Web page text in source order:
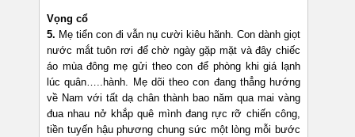
Vọng cổ
5. Mẹ tiển con đi vẫn nụ cười kiêu hãnh. Con dành giọt
nước mắt tuôn rơi để chờ ngày gặp mặt và đây chiếc
áo mùa đông mẹ gửi theo con để phòng khi giá lạnh
lúc quân…..hành. Mẹ dõi theo con đang thẳng hướng
về Nam với tất dạ chân thành bao năm qua mai vàng
đua nhau nở khắp quê mình đang rực rỡ chiến công,
tiền tuyến hậu phương chung sức một lòng mỗi bước